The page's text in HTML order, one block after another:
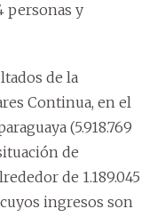
personas y
de la
Continua, en el
(5.918.769
de
de 1.189.045
ingresos son